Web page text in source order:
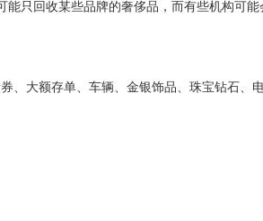
只回收某些品牌的奢侈品，而有些机构可
大额存单、车辆、金银饰品、珠宝钻石、